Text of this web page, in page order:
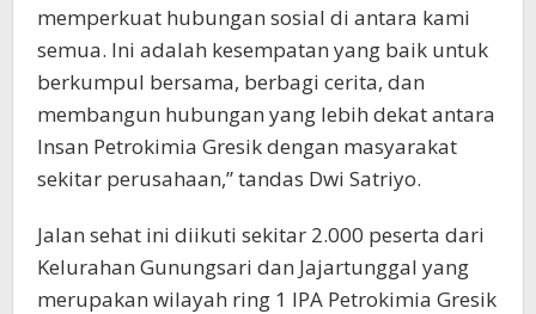
memperkuat hubungan sosial di antara kami
semua. Ini adalah kesempatan yang baik untuk
berkumpul bersama, berbagi cerita, dan
membangun hubungan yang lebih dekat antara
Insan Petrokimia Gresik dengan masyarakat
sekitar perusahaan,” tandas Dwi Satriyo.
Jalan sehat ini diikuti sekitar 2.000 peserta dari
Kelurahan Gunungsari dan Jajartunggal yang
merupakan wilayah ring 1 IPA Petrokimia Gresik